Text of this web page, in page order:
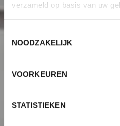
verzameld op basis van uw
Toestemmingsselectie
NOODZAKELIJK
VOORKEUREN
STATISTIEKEN